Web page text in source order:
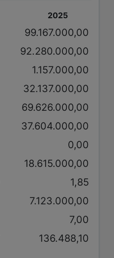
2025
99.167.000,00
92.280.000,00
1.157.000,00
32.137.000,00
69.626.000,00
37.604.000,00
0,00
18.615.000,00
1,85
7.123.000,00
7,00
136.488,10